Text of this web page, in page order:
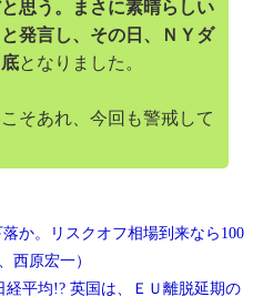
思う。まさに素晴らしい
発言し、その日、ＮＹダ
となりました。
そあれ、今回も警戒して
か。リスクオフ相場到来なら100
西原宏一）
平均!? 英国は、ＥＵ離脱延期の